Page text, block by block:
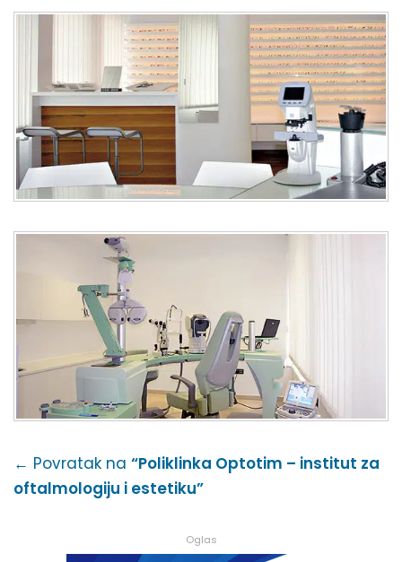
← Povratak na “Poliklinka Optotim – institut za
oftalmologiju i estetiku”
Oglas